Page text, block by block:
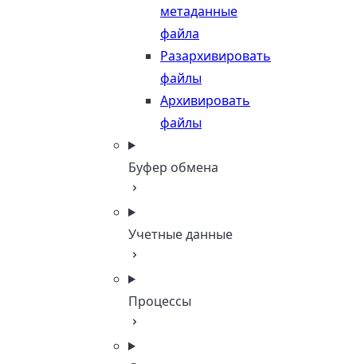
метаданные
файла
Разархивировать
файлы
Архивировать
файлы
Буфер обмена
Учетные данные
Процессы